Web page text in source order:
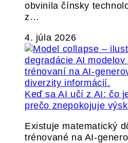
obvinila čínsky
z…
4. júla 2026
Keď sa AI učí z AI: čo
prečo znepokojuje
Existuje matematický
trénované na AI-